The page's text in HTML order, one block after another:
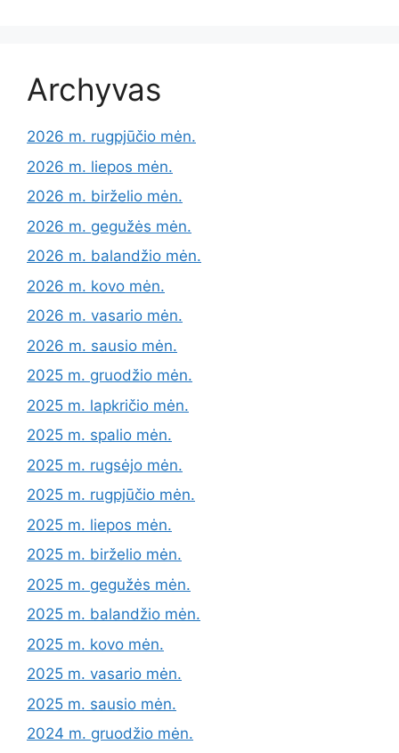
Archyvas
2026 m. rugpjūčio mėn.
2026 m. liepos mėn.
2026 m. birželio mėn.
2026 m. gegužės mėn.
2026 m. balandžio mėn.
2026 m. kovo mėn.
2026 m. vasario mėn.
2026 m. sausio mėn.
2025 m. gruodžio mėn.
2025 m. lapkričio mėn.
2025 m. spalio mėn.
2025 m. rugsėjo mėn.
2025 m. rugpjūčio mėn.
2025 m. liepos mėn.
2025 m. birželio mėn.
2025 m. gegužės mėn.
2025 m. balandžio mėn.
2025 m. kovo mėn.
2025 m. vasario mėn.
2025 m. sausio mėn.
2024 m. gruodžio mėn.